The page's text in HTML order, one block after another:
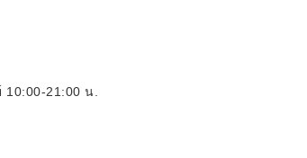
21:00 น.